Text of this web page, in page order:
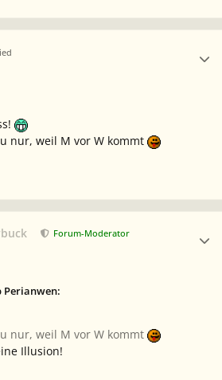
nur, weil M vor W kommt
Forum-Moderator
Perianwen:
nur, weil M vor W kommt
Illusion!